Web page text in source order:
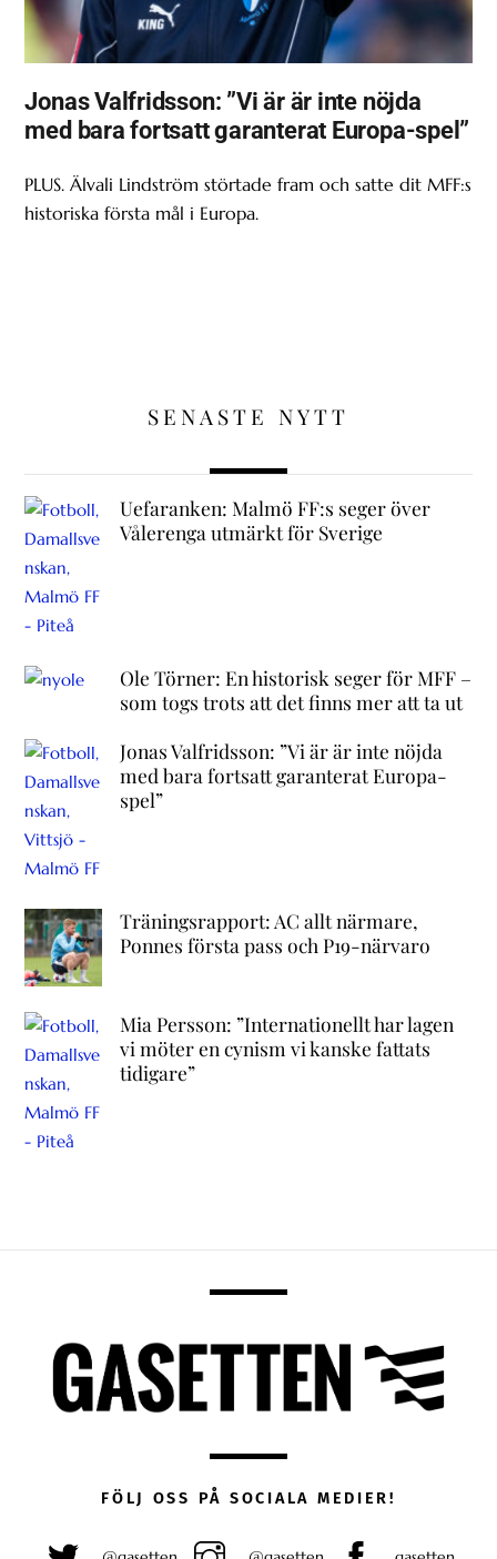
Jonas Valfridsson: ”Vi är är inte nöjda
med bara fortsatt garanterat Europa-spel”
PLUS. Älvali Lindström störtade fram och satte dit MFF:s
historiska första mål i Europa.
SENASTE NYTT
Uefaranken: Malmö FF:s seger över
Vålerenga utmärkt för Sverige
Ole Törner: En historisk seger för MFF –
som togs trots att det finns mer att ta ut
Jonas Valfridsson: ”Vi är är inte nöjda
med bara fortsatt garanterat Europa-
spel”
Träningsrapport: AC allt närmare,
Ponnes första pass och P19-närvaro
Mia Persson: ”Internationellt har lagen
vi möter en cynism vi kanske fattats
tidigare”
FÖLJ OSS PÅ SOCIALA MEDIER!